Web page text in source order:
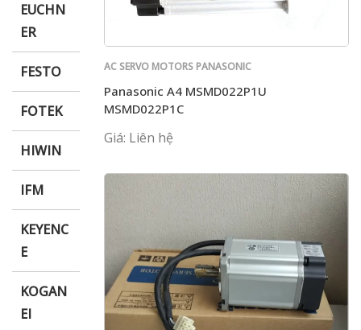
EUCHN
ER
FESTO
FOTEK
HIWIN
IFM
KEYENC
E
KOGAN
EI
AC SERVO MOTORS PANASONIC
Panasonic A4 MSMD022P1U
MSMD022P1C
Giá: Liên hệ